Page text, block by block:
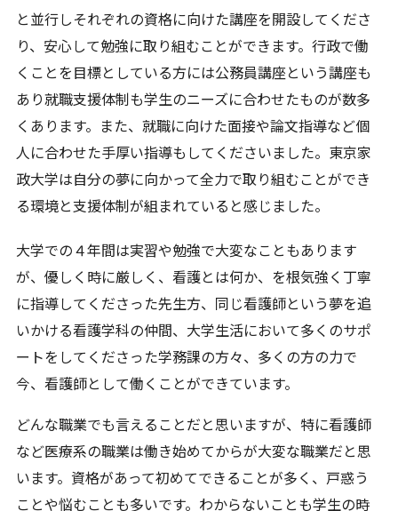
と並行しそれぞれの資格に向けた講座を開設してくださ
り、安心して勉強に取り組むことができます。行政で働
くことを目標としている方には公務員講座という講座も
あり就職支援体制も学生のニーズに合わせたものが数多
くあります。また、就職に向けた面接や論文指導など個
人に合わせた手厚い指導もしてくださいました。東京家
政大学は自分の夢に向かって全力で取り組むことができ
る環境と支援体制が組まれていると感じました。
大学での４年間は実習や勉強で大変なこともあります
が、優しく時に厳しく、看護とは何か、を根気強く丁寧
に指導してくださった先生方、同じ看護師という夢を追
いかける看護学科の仲間、大学生活において多くのサポ
ートをしてくださった学務課の方々、多くの方の力で
今、看護師として働くことができています。
どんな職業でも言えることだと思いますが、特に看護師
など医療系の職業は働き始めてからが大変な職業だと思
います。資格があって初めてできることが多く、戸惑う
ことや悩むことも多いです。わからないことも学生の時